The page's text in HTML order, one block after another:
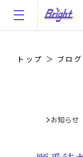
トップ ブログ
お知らせ